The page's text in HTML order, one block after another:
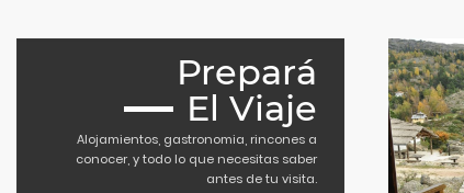
Prepará
El Viaje
Alojamientos, gastronomia, rincones a
conocer, y todo lo que necesitas saber
antes de tu visita.